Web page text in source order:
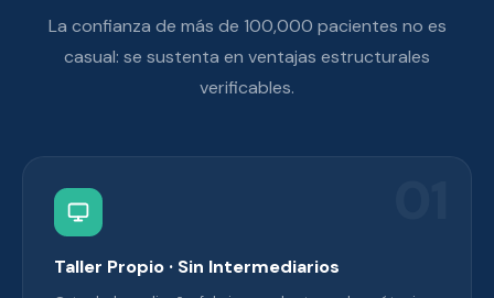
La confianza de más de 100,000 pacientes no es
casual: se sustenta en ventajas estructurales
verificables.
Taller Propio · Sin Intermediarios